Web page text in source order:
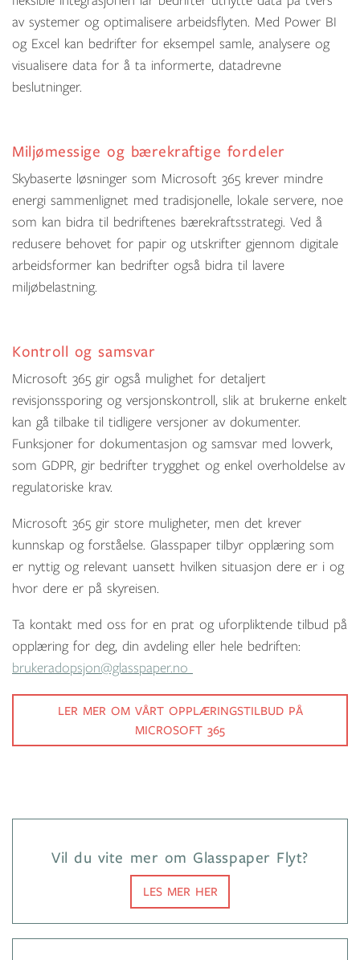
av systemer og optimalisere arbeidsflyten. Med Power BI
og Excel kan bedrifter for eksempel samle, analysere og
visualisere data for å ta informerte, datadrevne
beslutninger.
Miljømessige og bærekraftige fordeler
Skybaserte løsninger som Microsoft 365 krever mindre
energi sammenlignet med tradisjonelle, lokale servere, noe
som kan bidra til bedriftenes bærekraftsstrategi. Ved å
redusere behovet for papir og utskrifter gjennom digitale
arbeidsformer kan bedrifter også bidra til lavere
miljøbelastning.
Kontroll og samsvar
Microsoft 365 gir også mulighet for detaljert
revisjonssporing og versjonskontroll, slik at brukerne enkelt
kan gå tilbake til tidligere versjoner av dokumenter.
Funksjoner for dokumentasjon og samsvar med lovverk,
som GDPR, gir bedrifter trygghet og enkel overholdelse av
regulatoriske krav.
Microsoft 365 gir store muligheter, men det krever
kunnskap og forståelse. Glasspaper tilbyr opplæring som
er nyttig og relevant uansett hvilken situasjon dere er i og
hvor dere er på skyreisen.
Ta kontakt med oss for en prat og uforpliktende tilbud på
opplæring for deg, din avdeling eller hele bedriften:
brukeradopsjon@glasspaper.no
LER MER OM VÅRT OPPLÆRINGSTILBUD PÅ
MICROSOFT 365
Vil du vite mer om Glasspaper Flyt?
LES MER HER